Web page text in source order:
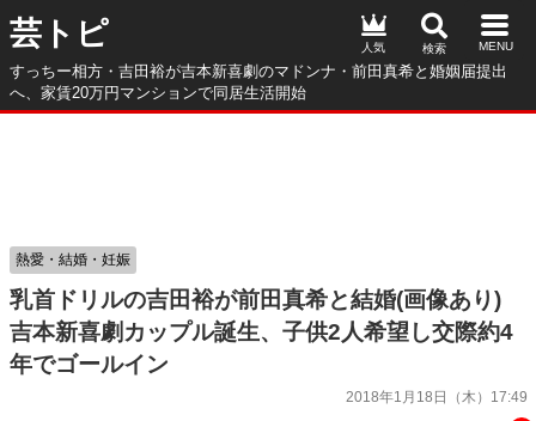
芸トピ
すっちー相方・吉田裕が吉本新喜劇のマドンナ・前田真希と婚姻届提出
へ、家賃20万円マンションで同居生活開始
人気
乳首ドリルの吉田裕が前田真希と結婚(画像あり)
吉本新喜劇カップル誕生、子供2人希望し交際約4
年でゴールイン
2018年1月18日（木）17:49
熱愛・結婚・妊娠